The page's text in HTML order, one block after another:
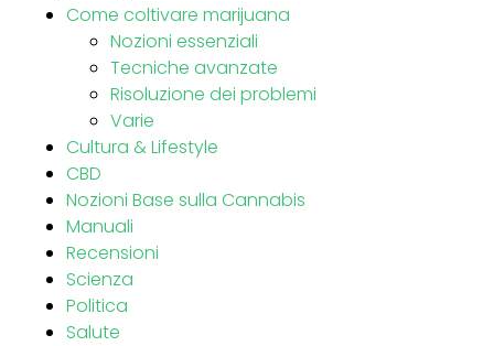
Come coltivare marijuana
Nozioni essenziali
Tecniche avanzate
Risoluzione dei problemi
Varie
Cultura & Lifestyle
CBD
Nozioni Base sulla Cannabis
Manuali
Recensioni
Scienza
Politica
Salute